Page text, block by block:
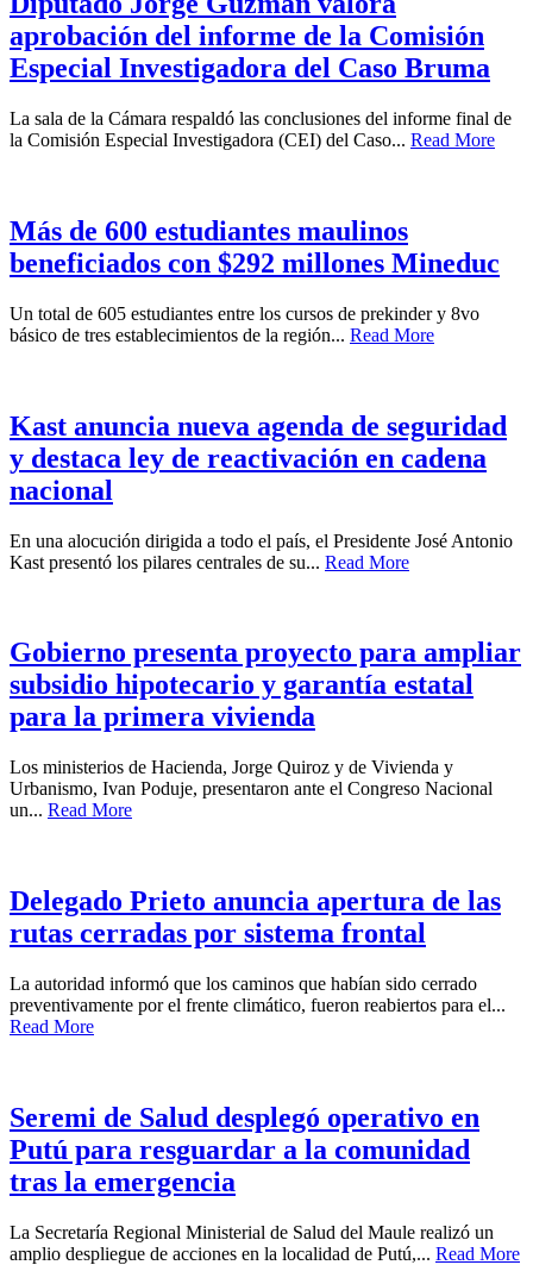
aprobación del informe de la Comisión
Especial Investigadora del Caso Bruma
La sala de la Cámara respaldó las conclusiones del informe final de
la Comisión Especial Investigadora (CEI) del Caso... Read More
Más de 600 estudiantes maulinos
beneficiados con $292 millones Mineduc
Un total de 605 estudiantes entre los cursos de prekinder y 8vo
básico de tres establecimientos de la región... Read More
Kast anuncia nueva agenda de seguridad
y destaca ley de reactivación en cadena
nacional
En una alocución dirigida a todo el país, el Presidente José Antonio
Kast presentó los pilares centrales de su... Read More
Gobierno presenta proyecto para ampliar
subsidio hipotecario y garantía estatal
para la primera vivienda
Los ministerios de Hacienda, Jorge Quiroz y de Vivienda y
Urbanismo, Ivan Poduje, presentaron ante el Congreso Nacional
un... Read More
Delegado Prieto anuncia apertura de las
rutas cerradas por sistema frontal
La autoridad informó que los caminos que habían sido cerrado
preventivamente por el frente climático, fueron reabiertos para el...
Read More
Seremi de Salud desplegó operativo en
Putú para resguardar a la comunidad
tras la emergencia
La Secretaría Regional Ministerial de Salud del Maule realizó un
amplio despliegue de acciones en la localidad de Putú,... Read More